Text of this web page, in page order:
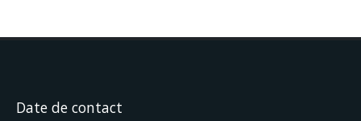
Date de contact